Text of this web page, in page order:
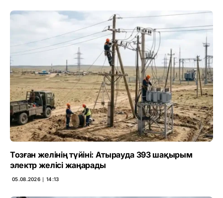
Тозған желінің түйіні: Атырауда 393 шақырым
электр желісі жаңарады
05.08.2026 ∣ 14:13